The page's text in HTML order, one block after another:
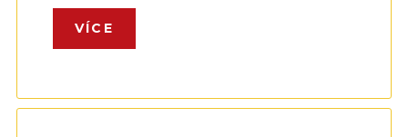
VÍCE